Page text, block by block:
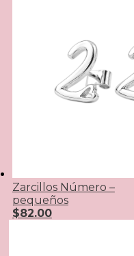
Zarcillos Número –
pequeños
$82.00